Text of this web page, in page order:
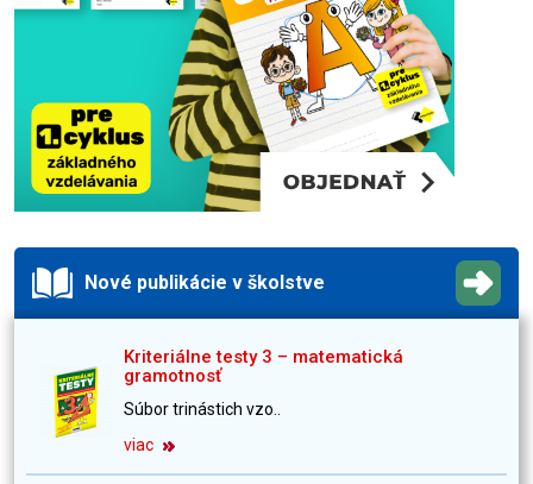
Nové publikácie v školstve
Kriteriálne testy 3 – matematická
gramotnosť
Súbor trinástich vzo..
viac